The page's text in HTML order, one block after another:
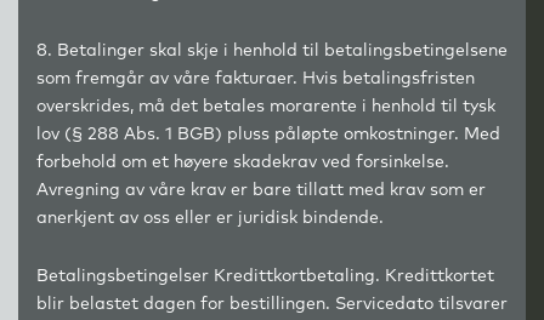
8. Betalinger skal skje i henhold til betalingsbetingelsene
som fremgår av våre fakturaer. Hvis betalingsfristen
overskrides, må det betales morarente i henhold til tysk
lov (§ 288 Abs. 1 BGB) pluss påløpte omkostninger. Med
forbehold om et høyere skadekrav ved forsinkelse.
Avregning av våre krav er bare tillatt med krav som er
anerkjent av oss eller er juridisk bindende.
Betalingsbetingelser Kredittkortbetaling. Kredittkortet
blir belastet dagen for bestillingen. Servicedato tilsvarer